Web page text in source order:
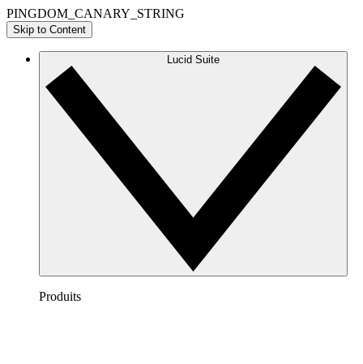
PINGDOM_CANARY_STRING
Skip to Content
Lucid Suite
Produits